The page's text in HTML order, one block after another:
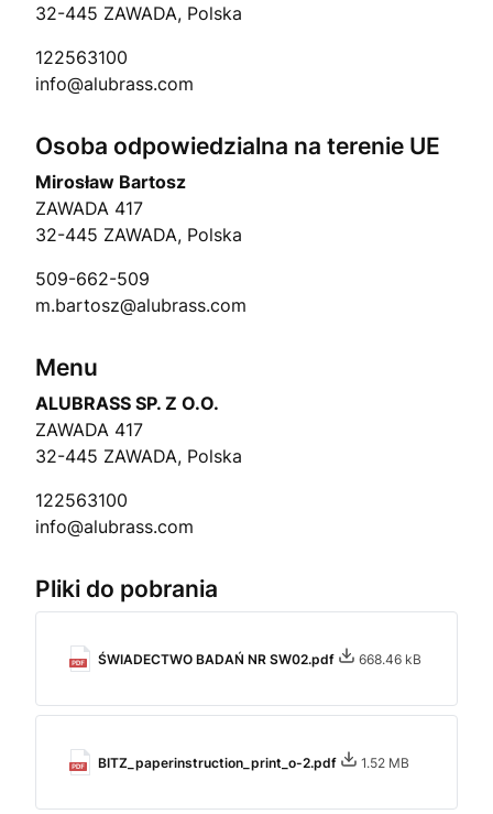
32-445 ZAWADA, Polska
122563100
info@alubrass.com
Osoba odpowiedzialna na terenie UE
Mirosław Bartosz
ZAWADA 417
32-445 ZAWADA, Polska
509-662-509
m.bartosz@alubrass.com
Menu
ALUBRASS SP. Z O.O.
ZAWADA 417
32-445 ZAWADA, Polska
122563100
info@alubrass.com
Pliki do pobrania
ŚWIADECTWO BADAŃ NR SW02.pdf 668.46 kB
BITZ_paperinstruction_print_o-2.pdf 1.52 MB